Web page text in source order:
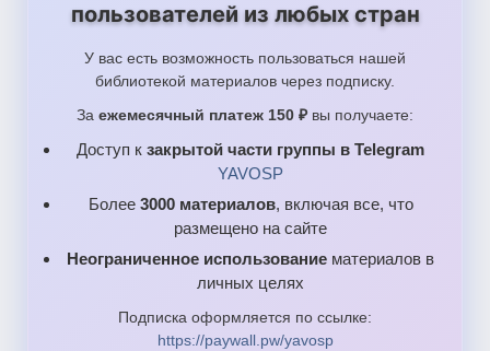
пользователей из любых стран
У вас есть возможность пользоваться нашей
библиотекой материалов через подписку.
За ежемесячный платеж 150 ₽ вы получаете:
Доступ к закрытой части группы в Telegram
YAVOSP
Более 3000 материалов, включая все, что
размещено на сайте
Неограниченное использование материалов в
личных целях
Подписка оформляется по ссылке:
https://paywall.pw/yavosp